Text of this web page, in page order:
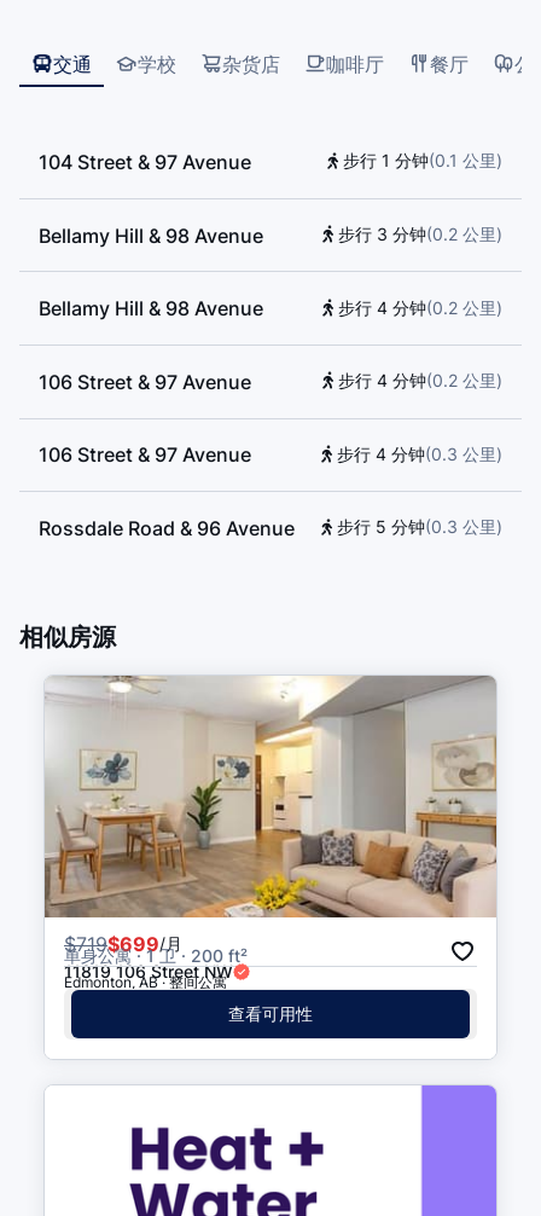
交通 学校 杂货店 咖啡厅 餐厅 公
104 Street & 97 Avenue 步行 1 分钟(0.1 公里)
Bellamy Hill & 98 Avenue 步行 3 分钟(0.2 公里)
Bellamy Hill & 98 Avenue 步行 4 分钟(0.2 公里)
106 Street & 97 Avenue 步行 4 分钟(0.2 公里)
106 Street & 97 Avenue 步行 4 分钟(0.3 公里)
Rossdale Road & 96 Avenue 步行 5 分钟(0.3 公里)
107 Street & 107 Avenue 步行 6 分钟(0.3 公里
Bay/Enterprise Square (0.7 公里
Government Centre 步行 13 分钟(0.8 公里
Corona 步行 14 分钟(0.8
Central 步行 14 分钟(0.9 公里
相似房源
$719$699/月
单身公寓 · 1 卫 · 200 ft²
11819 106 Street NW
Edmonton, AB · 整间公寓
查看可用性